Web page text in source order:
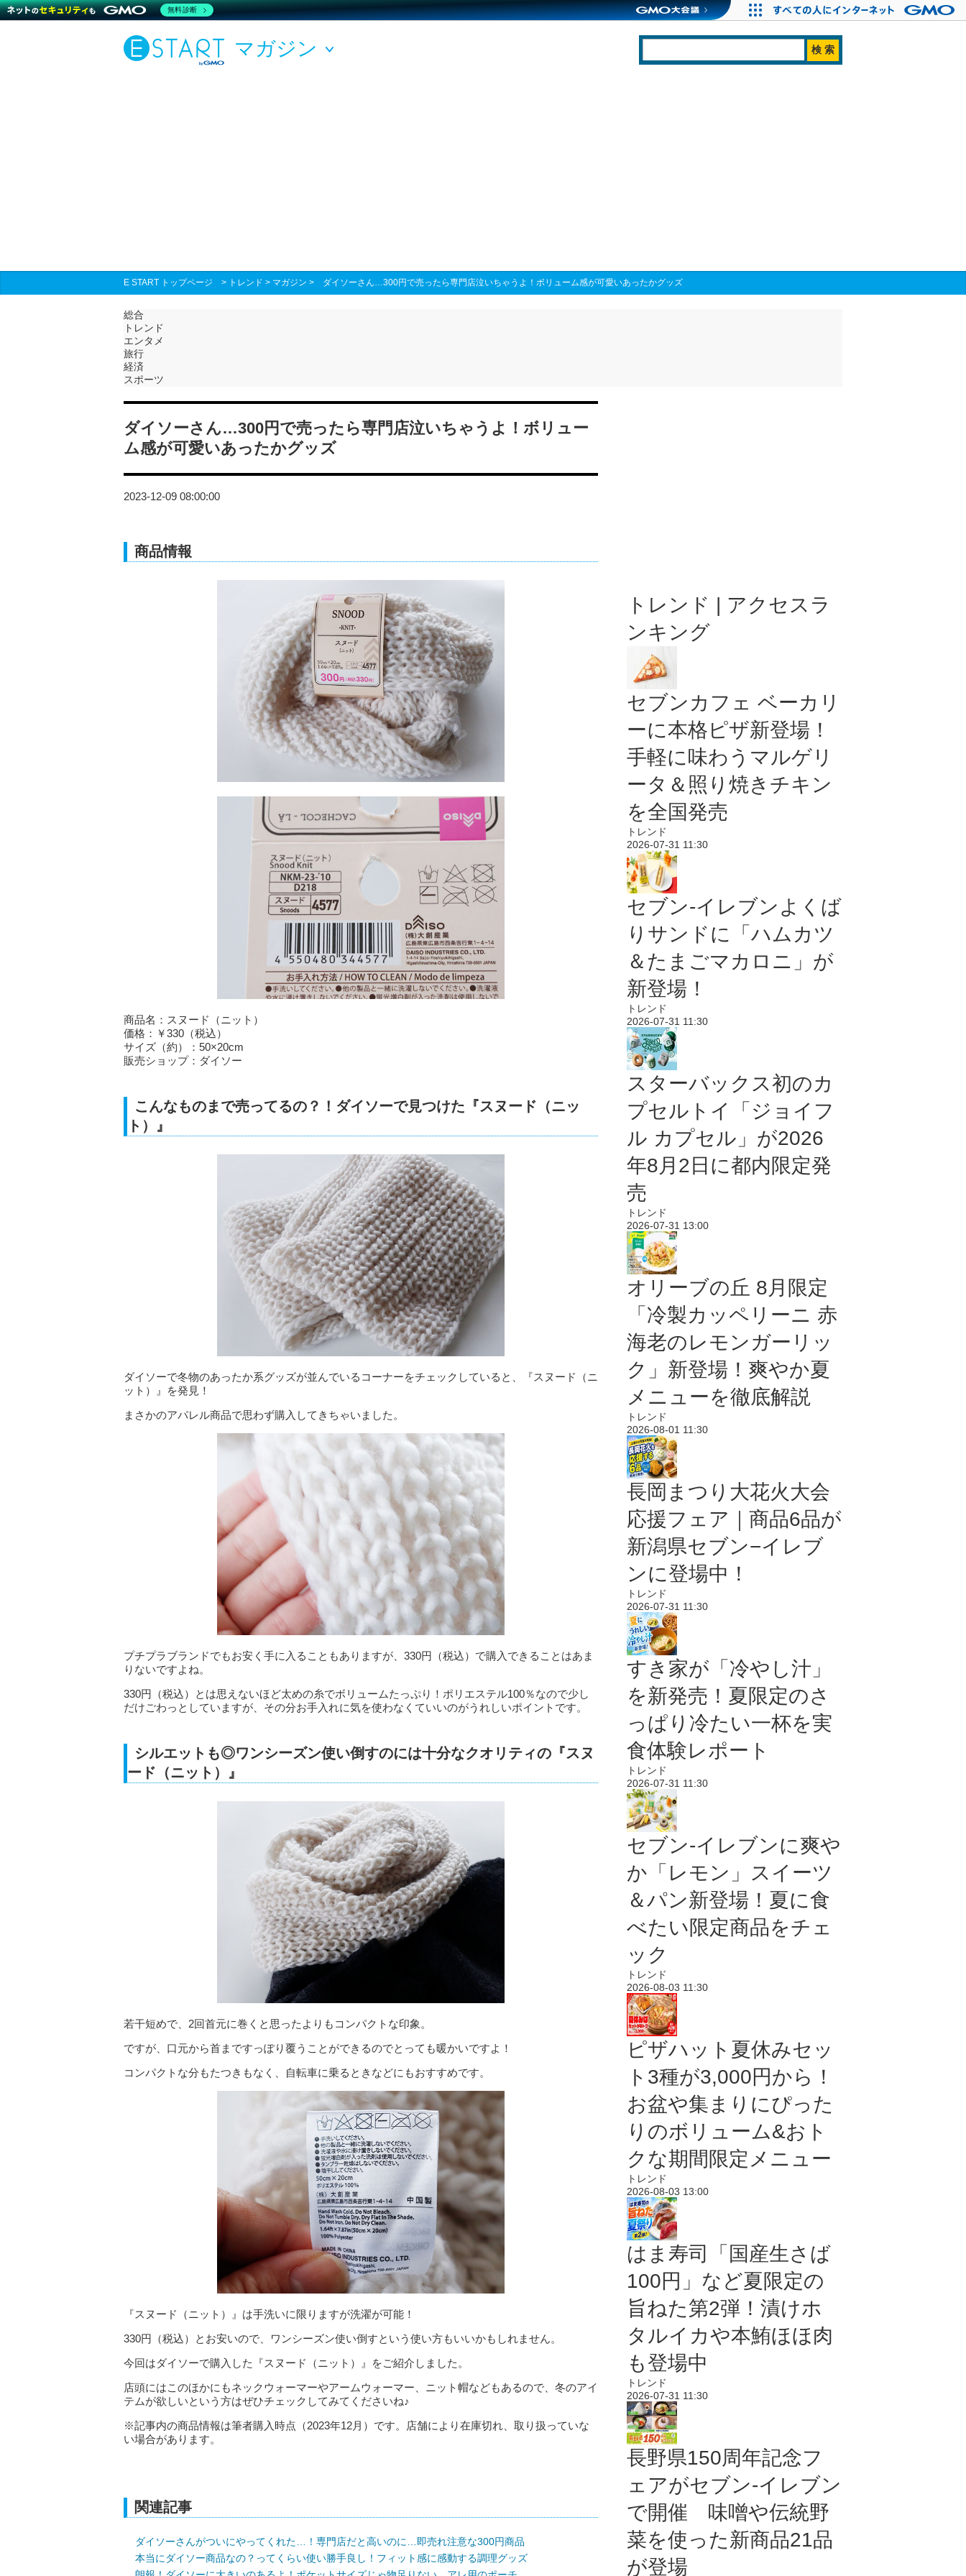
マガジン
E START トップページ > トレンド > マガジン > ダイソーさん…300円で売ったら専門店泣いちゃうよ！ボリューム感が可愛いあったかグッズ
総合
トレンド
エンタメ
旅行
経済
スポーツ
ダイソーさん…300円で売ったら専門店泣いちゃうよ！ボリュー
ム感が可愛いあったかグッズ
2023-12-09 08:00:00
商品情報
商品名：スヌード（ニット）
価格：￥330（税込）
サイズ（約）：50×20cm
販売ショップ：ダイソー
こんなものまで売ってるの？！ダイソーで見つけた『スヌード（ニッ
ト）』
ダイソーで冬物のあったか系グッズが並んでいるコーナーをチェックしていると、『スヌード（ニ
ット）』を発見！
まさかのアパレル商品で思わず購入してきちゃいました。
プチプラブランドでもお安く手に入ることもありますが、330円（税込）で購入できることはあま
りないですよね。
330円（税込）とは思えないほど太めの糸でボリュームたっぷり！ポリエステル100％なので少し
だけごわっとしていますが、その分お手入れに気を使わなくていいのがうれしいポイントです。
シルエットも◎ワンシーズン使い倒すのには十分なクオリティの『スヌ
ード（ニット）』
若干短めで、2回首元に巻くと思ったよりもコンパクトな印象。
ですが、口元から首まですっぽり覆うことができるのでとっても暖かいですよ！
コンパクトな分もたつきもなく、自転車に乗るときなどにもおすすめです。
『スヌード（ニット）』は手洗いに限りますが洗濯が可能！
330円（税込）とお安いので、ワンシーズン使い倒すという使い方もいいかもしれません。
今回はダイソーで購入した『スヌード（ニット）』をご紹介しました。
店頭にはこのほかにもネックウォーマーやアームウォーマー、ニット帽などもあるので、冬のアイ
テムが欲しいという方はぜひチェックしてみてくださいね♪
※記事内の商品情報は筆者購入時点（2023年12月）です。店舗により在庫切れ、取り扱っていな
い場合があります。
関連記事
ダイソーさんがついにやってくれた…！専門店だと高いのに…即売れ注意な300円商品
本当にダイソー商品なの？ってくらい使い勝手良し！フィット感に感動する調理グッズ
トレンド | アクセスラ
ンキング
セブンカフェ ベーカリ
ーに本格ピザ新登場！
手軽に味わうマルゲリ
ータ＆照り焼きチキン
を全国発売
トレンド
2026-07-31 11:30
セブン‐イレブンよくば
りサンドに「ハムカツ
＆たまごマカロニ」が
新登場！
トレンド
2026-07-31 11:30
スターバックス初のカ
プセルトイ「ジョイフ
ル カプセル」が2026
年8月2日に都内限定発
売
トレンド
2026-07-31 13:00
オリーブの丘 8月限定
「冷製カッペリーニ 赤
海老のレモンガーリッ
ク」新登場！爽やか夏
メニューを徹底解説
トレンド
2026-08-01 11:30
長岡まつり大花火大会
応援フェア｜商品6品が
新潟県セブン−イレブ
ンに登場中！
トレンド
2026-07-31 11:30
すき家が「冷やし汁」
を新発売！夏限定のさ
っぱり冷たい一杯を実
食体験レポート
トレンド
2026-07-31 11:30
セブン‐イレブンに爽や
か「レモン」スイーツ
＆パン新登場！夏に食
べたい限定商品をチェ
ック
トレンド
2026-08-03 11:30
ピザハット夏休みセッ
ト3種が3,000円から！
お盆や集まりにぴった
りのボリューム&おト
クな期間限定メニュー
トレンド
2026-08-03 13:00
はま寿司「国産生さば
100円」など夏限定の
旨ねた第2弾！漬けホ
タルイカや本鮪ほほ肉
も登場中
トレンド
2026-07-31 11:30
長野県150周年記念フ
ェアがセブン-イレブン
で開催 味噌や伝統野
菜を使った新商品21品
が登場
無料診断